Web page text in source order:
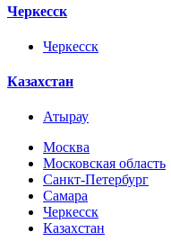
Черкесск
Черкесск
Казахстан
Атырау
Москва
Московская область
Санкт-Петербург
Самара
Черкесск
Казахстан